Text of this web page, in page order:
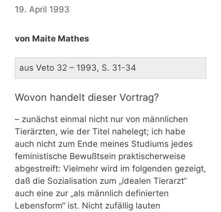
19. April 1993
von Maite Mathes
aus Veto 32 – 1993, S. 31-34
Wovon handelt dieser Vortrag?
– zunächst einmal nicht nur von männlichen
Tierärzten, wie der Titel nahelegt; ich habe
auch nicht zum Ende meines Studiums jedes
feministische Bewußtsein praktischerweise
abgestreift: Vielmehr wird im folgenden gezeigt,
daß die Sozialisation zum „idealen Tierarzt“
auch eine zur „als männlich definierten
Lebensform“ ist. Nicht zufällig lauten